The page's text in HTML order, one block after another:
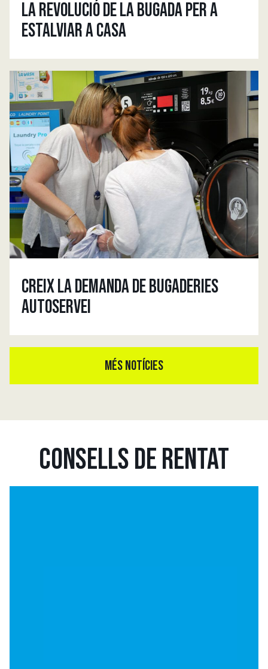
LA REVOLUCIÓ DE LA BUGADA PER A
ESTALVIAR A CASA
CREIX LA DEMANDA DE BUGADERIES
AUTOSERVEI
MÉS NOTÍCIES
CONSELLS DE RENTAT